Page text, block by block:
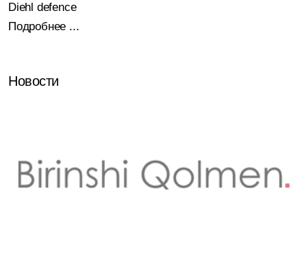
Diehl defence
Подробнее ...
Новости